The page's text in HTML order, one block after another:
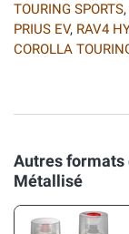
TOURING SPORTS,
PRIUS EV, RAV4
COROLLA
Autres formats
Métallisé